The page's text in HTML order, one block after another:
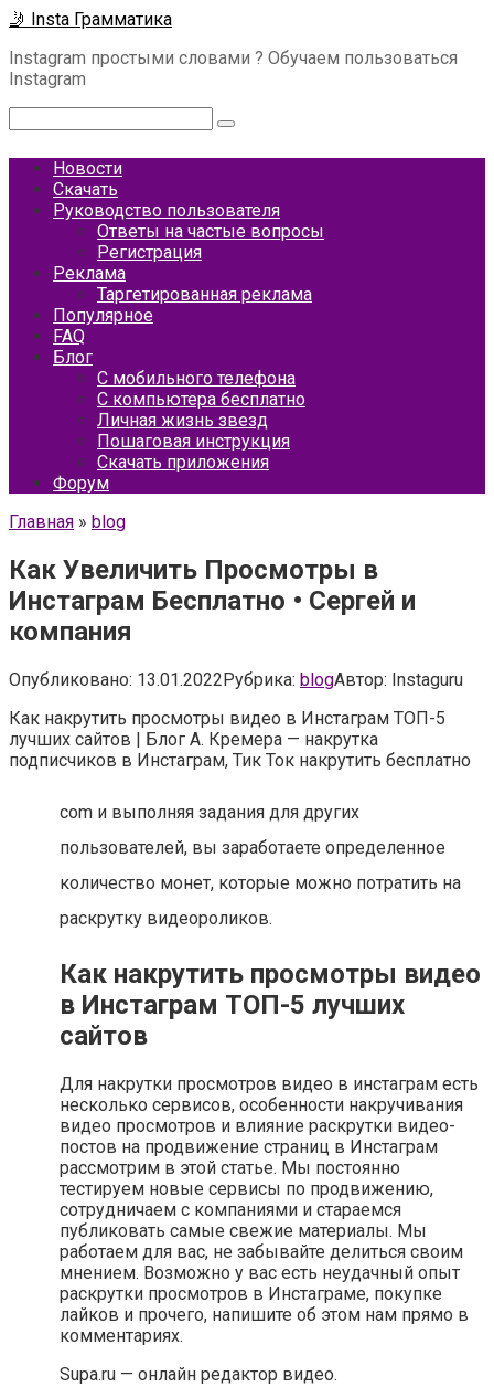
Перейти
контенту
🤳 Insta Грамматика
Instagram простыми словами ? Обучаем пользоваться
Instagram
Новости
Скачать
Руководство пользователя
Ответы на частые вопросы
Регистрация
Реклама
Таргетированная реклама
Популярное
FAQ
Блог
С мобильного телефона
С компьютера бесплатно
Личная жизнь звезд
Пошаговая инструкция
Скачать приложения
Форум
Главная » blog
Как Увеличить Просмотры в
Инстаграм Бесплатно • Сергей и
компания
Опубликовано: 13.01.2022Рубрика: blogАвтор: Instaguru
Как накрутить просмотры видео в Инстаграм ТОП-5
лучших сайтов | Блог А. Кремера — накрутка
подписчиков в Инстаграм, Тик Ток накрутить бесплатно
com и выполняя задания для других
пользователей, вы заработаете определенное
количество монет, которые можно потратить на
раскрутку видеороликов.
Как накрутить просмотры видео
в Инстаграм ТОП-5 лучших
сайтов
Для накрутки просмотров видео в инстаграм есть
несколько сервисов, особенности накручивания
видео просмотров и влияние раскрутки видео-
постов на продвижение страниц в Инстаграм
рассмотрим в этой статье. Мы постоянно
тестируем новые сервисы по продвижению,
сотрудничаем с компаниями и стараемся
публиковать самые свежие материалы. Мы
работаем для вас, не забывайте делиться своим
мнением. Возможно у вас есть неудачный опыт
раскрутки просмотров в Инстаграме, покупке
лайков и прочего, напишите об этом нам прямо в
комментариях.
Supa.ru — онлайн редактор видео.